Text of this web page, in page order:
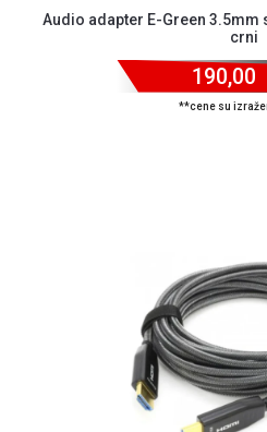
FITNES
Audio adapter E-Green 3.5mm
crni
190,00
**cene su